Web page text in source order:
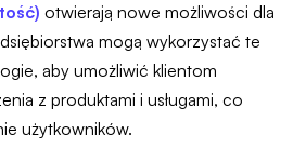
otwierają nowe możliwości dla
mogą wykorzystać te
aby umożliwić klientom
z produktami i usługami, co
użytkowników.